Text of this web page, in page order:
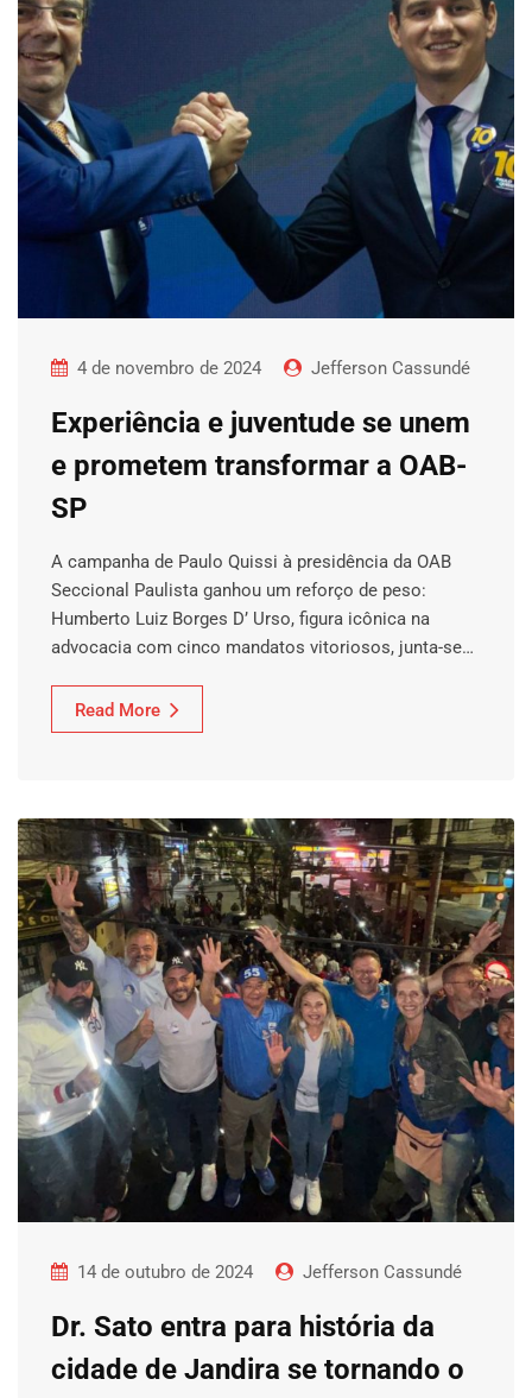
4 de novembro de 2024 Jefferson Cassundé
Experiência e juventude se unem
e prometem transformar a OAB-
SP
A campanha de Paulo Quissi à presidência da OAB
Seccional Paulista ganhou um reforço de peso:
Humberto Luiz Borges D’ Urso, figura icônica na
advocacia com cinco mandatos vitoriosos, junta-se…
Read More
14 de outubro de 2024 Jefferson Cassundé
Dr. Sato entra para história da
cidade de Jandira se tornando o